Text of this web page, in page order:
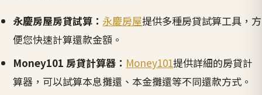
永慶房屋房貸試算：永慶房屋提供多種房貸試算工具，方
便您快速計算還款金額。
Money101 房貸計算器： Money101提供詳細的房貸計
算器，可以試算本息攤還、本金攤還等不同還款方式。